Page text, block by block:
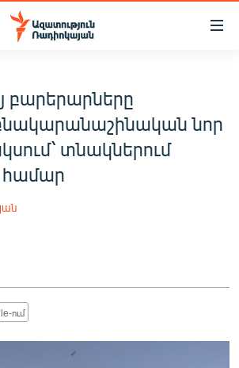
2026
բարերարները
բնակարանաշինական նոր
տնակներում
համար
ում